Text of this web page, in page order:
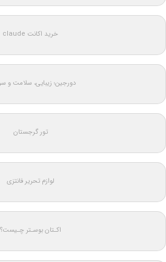
خرید اکانت claude
دورجین؛ زیبایی، سلامت و
تور گرجستان
لوازم تحریر فانتزی
اکـتان بوسـتر چـیست؟